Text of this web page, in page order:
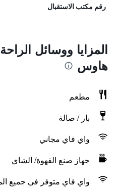
رقم مكتب الاستقبال
المزايا ووسائل
هاوس
مطعم
بار / صالة
واي فاي مجاني
جهاز صنع القهوة/ الشاي
واي فاي متوفر في جميع